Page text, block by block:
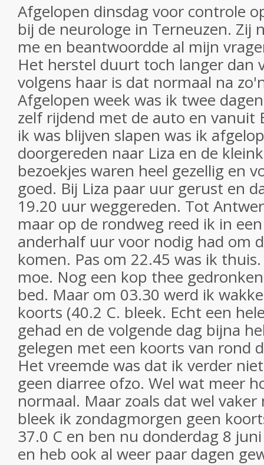
Afgelopen dinsdag voor controle
bij de neurologe in Terneuzen. Zij
me en beantwoordde al mijn
Het herstel duurt toch langer dan
volgens haar is dat normaal na
Afgelopen week was ik twee
zelf rijdend met de auto en vanuit
ik was blijven slapen was ik
doorgereden naar Liza en de
bezoekjes waren heel gezellig en
goed. Bij Liza paar uur gerust en
19.20 uur weggereden. Tot
maar op de rondweg reed ik in
anderhalf uur voor nodig had om
komen. Pas om 22.45 was ik
moe. Nog een kop thee
bed. Maar om 03.30 werd ik
koorts (40.2 C. bleek. Echt een
gehad en de volgende dag bijna
gelegen met een koorts van rond
Het vreemde was dat ik verder
geen diarree ofzo. Wel wat meer
normaal. Maar zoals dat wel
bleek ik zondagmorgen geen
37.0 C en ben nu donderdag 8
en heb ook al weer paar dagen